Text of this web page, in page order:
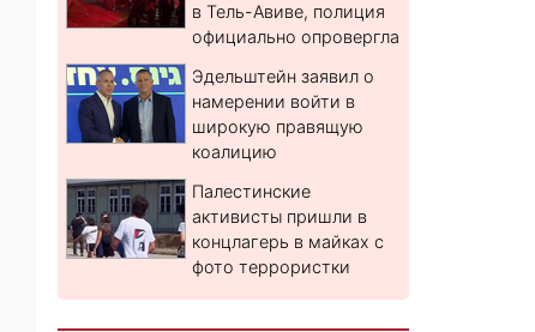
в Тель-Авиве, полиция
официально опровергла
Эдельштейн заявил о
намерении войти в
широкую правящую
коалицию
Палестинские
активисты пришли в
концлагерь в майках с
фото террористки